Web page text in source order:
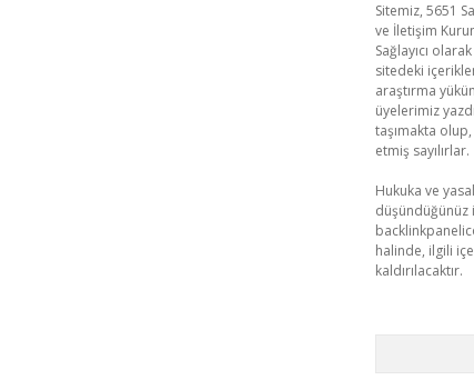
Sitemiz, 5651
ve İletişim
Sağlayıcı
sitedeki
araştırma
üyelerimiz
taşımakta
etmiş sayılırlar.
Hukuka ve
düşündüğünüz
halinde, ilgili
kaldırılacaktır.